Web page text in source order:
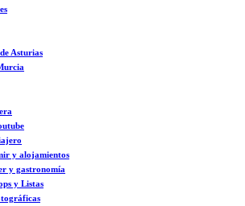
Asturias
y alojamientos
y gastronomía
y Listas